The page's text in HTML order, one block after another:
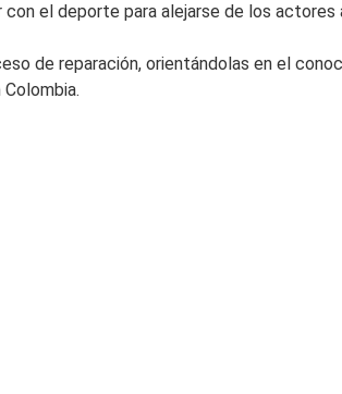
el deporte para alejarse de los
de reparación, orientándolas en el